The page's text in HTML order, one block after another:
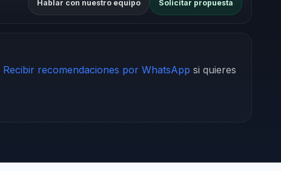
Hablar con nuestro equipo Solicitar propuesta
Recibir recomendaciones por WhatsApp si quieres